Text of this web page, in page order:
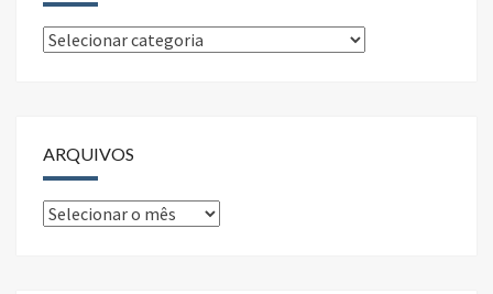
Categorias
ARQUIVOS
Arquivos